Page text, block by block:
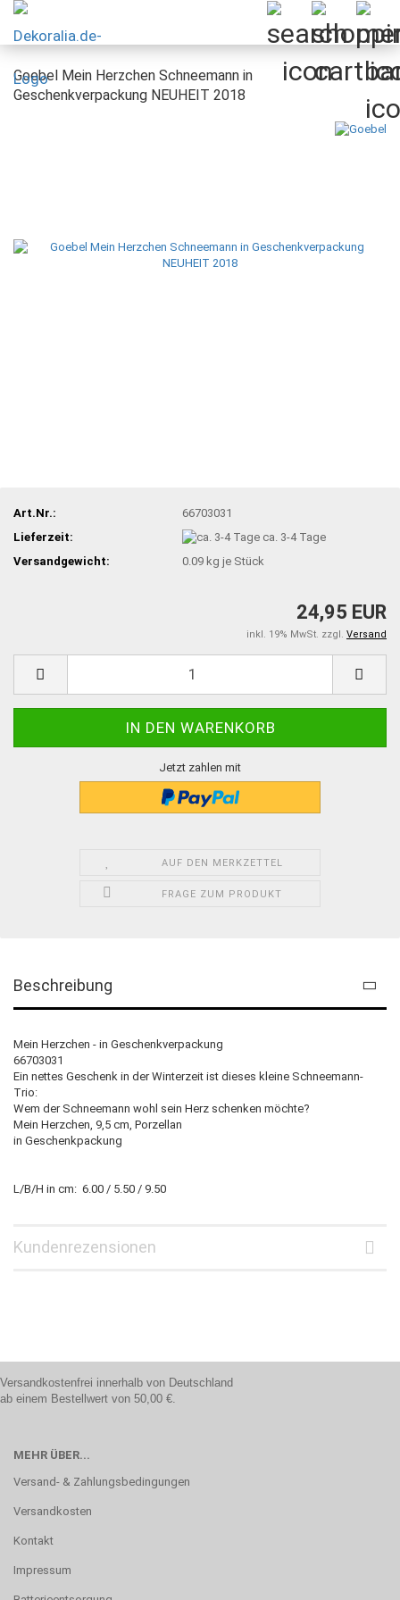
Goebel Mein Herzchen Schneemann in
Geschenkverpackung NEUHEIT 2018
Art.Nr.:
66703031
Lieferzeit:
ca. 3-4 Tage
Versandgewicht:
0.09 kg je Stück
24,95 EUR
inkl. 19% MwSt. zzgl. Versand
Jetzt zahlen mit
AUF DEN MERKZETTEL
FRAGE ZUM PRODUKT
Beschreibung
Mein Herzchen - in Geschenkverpackung
66703031
Ein nettes Geschenk in der Winterzeit ist dieses kleine Schneemann-
Trio:
Wem der Schneemann wohl sein Herz schenken möchte?
Mein Herzchen, 9,5 cm, Porzellan
in Geschenkpackung
L/B/H in cm: 6.00 / 5.50 / 9.50
Kundenrezensionen
Versandkostenfrei innerhalb von Deutschland
ab einem Bestellwert von 50,00 €.
MEHR ÜBER...
Versand- & Zahlungsbedingungen
Versandkosten
Kontakt
Impressum